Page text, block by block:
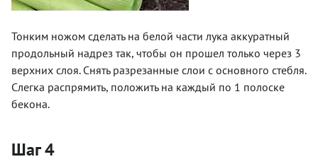
Тонким ножом сделать на белой части лука аккуратный
продольный надрез так, чтобы он прошел только через 3
верхних слоя. Снять разрезанные слои с основного стебля.
Слегка распрямить, положить на каждый по 1 полоске
бекона.
Шаг 4